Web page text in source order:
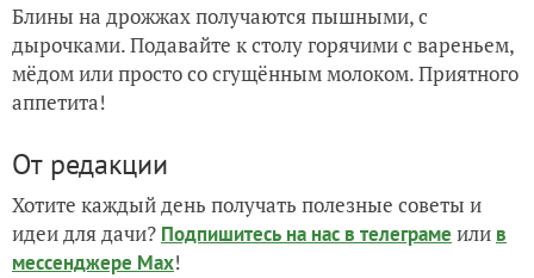
Блины на дрожжах получаются пышными, с
дырочками. Подавайте к столу горячими с вареньем,
мёдом или просто со сгущённым молоком. Приятного
аппетита!
От редакции
Хотите каждый день получать полезные советы и
идеи для дачи? Подпишитесь на нас в телеграме или в
мессенджере Max!